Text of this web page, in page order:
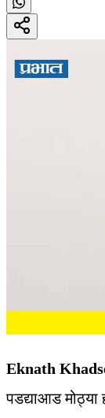
Eknath
पडद्याआड